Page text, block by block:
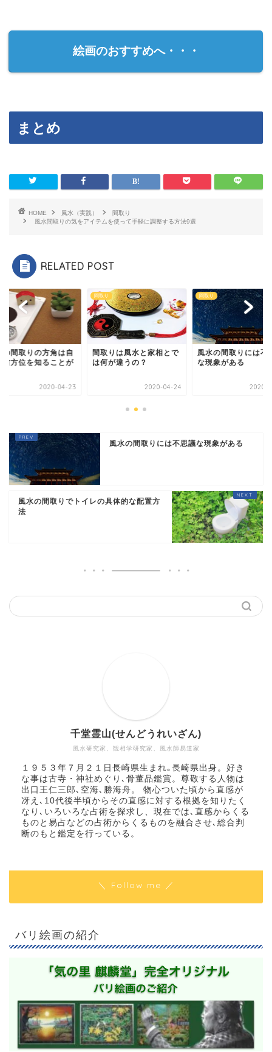
絵画のおすすめへ・・・
まとめ
HOME 風水（実践）
間取り
風水間取りの気をアイテムを使って手軽に調整する方法9選
RELATED POST
りは風水と家相とで
が違うの？
2020-04-24
間取り
風水の間取りには不思議
な現象がある
2020-04-25
間取り
風水の間取りの方角
分の吉方位を知るこ
2020-
風水の間取りには不思議な現象がある
風水の間取りでトイレの具体的な配置方
法
風水研究家、観相学研究家、風水師易道家​
千堂霊山(せんどうれいざん)
１９５３年７月２１日長崎県生まれ｡長崎県出身。好き
な事は古寺・神社めぐり､骨董品鑑賞。尊敬する人物は
出口王仁三郎､空海､勝海舟​。 物心ついた頃から直感が
冴え､10代後半頃からその直感に対する根拠を知りたく
なり､いろいろな占術を探求し、現在では､直感からくる
ものと易占などの占術からくるものを融合させ､総合判
断のもと鑑定を行っている。
＼ Follow me ／
バリ絵画の紹介